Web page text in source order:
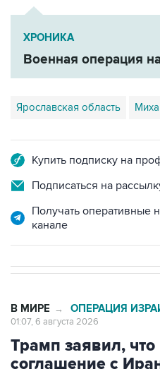
ХРОНИКА
Военная операция
Ярославская область
Купить подписку на
Подписаться на
Получать оперативные
канале
В МИРЕ → ОПЕРАЦИЯ
01:07, 6 августа 2026
Трамп заявил, что
соглашение с